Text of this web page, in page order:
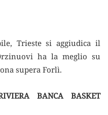
Trieste si aggiudica il
ha la meglio su
supera Forlì.
BANCA BASKET